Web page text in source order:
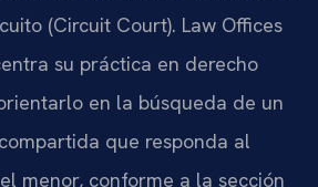
(Circuit Court). Law Offices
su práctica en derecho
en la búsqueda de un
que responda al
menor, conforme a la sección